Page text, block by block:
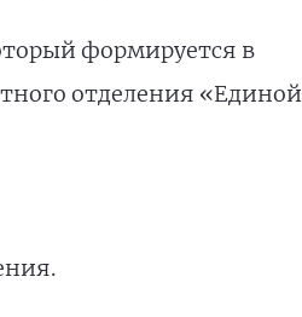
формируется в
отделения «Единой